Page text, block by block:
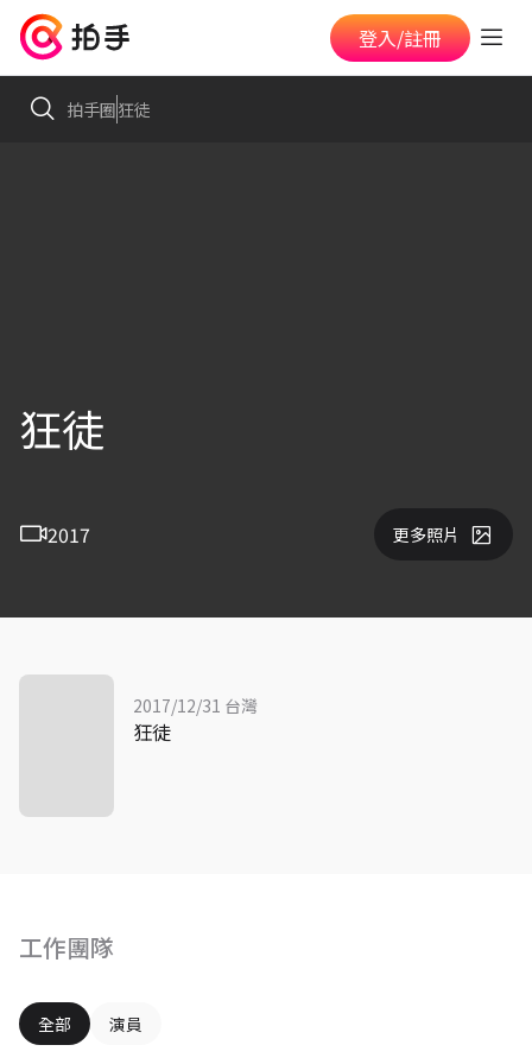
登入/註冊
拍手圈狂徒
狂徒
2017 更多照片
工作團隊
全部 演員
2017/12/31 台灣
狂徒